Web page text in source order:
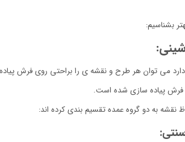
بشناسیم:
می توان هر طرح و نقشه ی را براحتی روی فرش
فرش پیاده سازی شده است.
به دو گروه عمده تقسیم بندی کرده اند: